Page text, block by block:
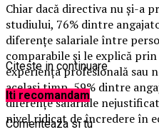
Chiar dacă directiva nu și-a
studiului, 76% dintre
diferențe salariale între
comparabile și le explică
experiența profesională sau
același timp, 59% dintre
diferențe salariale
nivel ridicat de încredere în
Citeste in continuare
Iti recomandam
Comenteaza si tu